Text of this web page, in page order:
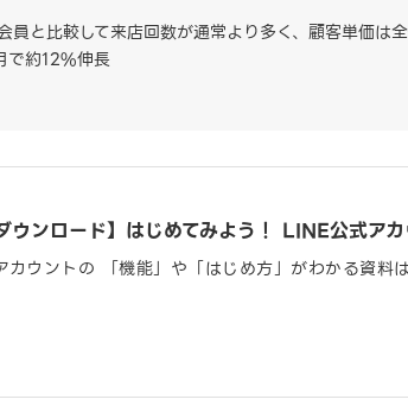
員と比較して来店回数が通常より多く、顧客単価は
で約12%伸長
ウンロード】はじめてみよう！ LINE公式ア
カウントの 「機能」や「はじめ方」がわかる資料